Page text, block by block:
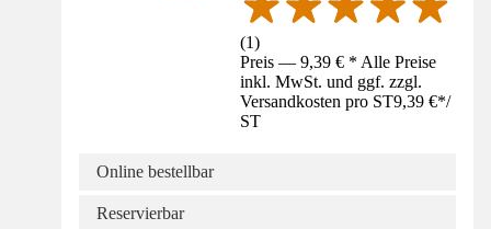
(1)
Preis — 9,39 € * Alle Preise
inkl. MwSt. und ggf. zzgl.
Versandkosten pro ST9,39 €*/
ST
Online bestellbar
Reservierbar